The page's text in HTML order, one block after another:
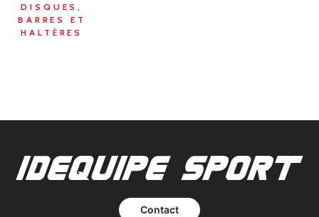
DISQUES,
BARRES ET
HALTÈRES
Contact